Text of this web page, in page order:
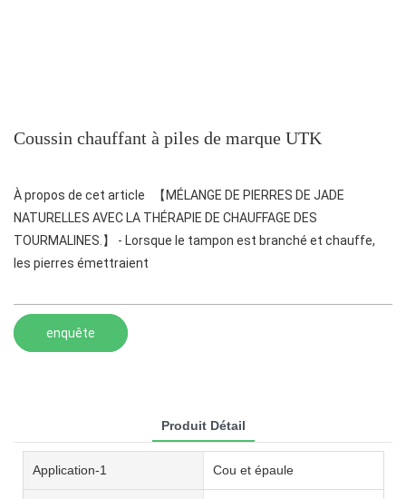
Coussin chauffant à piles de marque UTK
À propos de cet article 【MÉLANGE DE PIERRES DE JADE
NATURELLES AVEC LA THÉRAPIE DE CHAUFFAGE DES
TOURMALINES.】 - Lorsque le tampon est branché et chauffe,
les pierres émettraient
enquête
Produit Détail
Application-1 Cou et épaule